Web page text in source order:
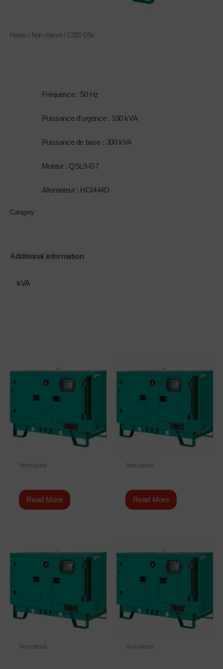
Home / Non classé / C330 D5e
Fréquence : 50 Hz
Puissance d’urgence : 330 kVA
Puissance de base : 300 kVA
Moteur : QSL9-G7
Alternateur : HCI444D
Category:
Additional information
kVA
Non classé
Read More
Non classé
Read More
Non classé Non classé